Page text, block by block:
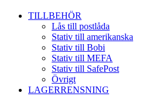
TILLBEHÖR
Lås till postlåda
Stativ till amerikanska
Stativ till Bobi
Stativ till MEFA
Stativ till SafePost
Övrigt
LAGERRENSNING